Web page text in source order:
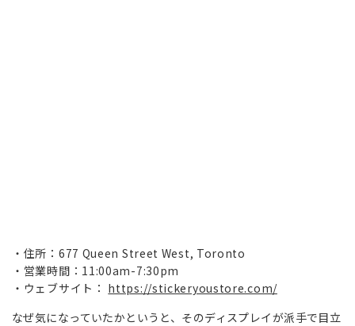
住所：677 Queen Street West, Toronto
営業時間：11:00am-7:30pm
ウェブサイト： https://stickeryoustore.com/
なぜ気になっていたかというと、そのディスプレイが派手で目立